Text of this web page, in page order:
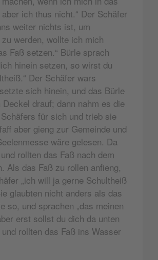
ich thus nicht.“ Der Schäfer
weiter nichts ist, um
werden, wollte ich mich
Faß setzen.“ Bürle sprach
hinein setzen, so wirst du
Der Schäfer wars
sich hinein, und das Bürle
Deckel drauf; dann nahm es die
für sich und trieb sie
aber gieng zur Gemeinde und
wäre gelesen. Da
rollten das Faß nach dem
Als das Faß zu rollen anfieng,
„ich will ja gerne Schultheiß
glaubten nicht anders als das
so, und sprachen „das meinen
erst sollst du dich da unten
und rollten das Faß ins Wasser